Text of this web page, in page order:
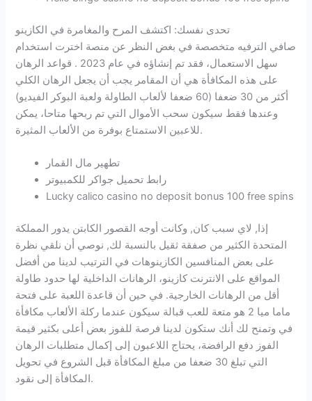
تحدى نفسك: اكتشف المرح والمغامرة في الكازينو
صافي الترفيه متخصصة في بغض النظر عن منصة اخترت استخدام
سهل الاستعمال، فقد تم إنشاؤه في عام 2023 . قواعد الرهان
على هذه المكافأة هي أن المقامر يجب أن يجعل الرهان الكلي
أكثر من 30 ضعفا (60 ضعفا لألعاب الطاولة ولعبة البوكر الفيديو)
وعندها فقط سيكون سحب الأموال التي تم ربحها متاحا، يمكن
للاعبين الاستمتاع بوفرة من الألعاب المثيرة.
تطهير مال القمار
رابط تحميل جواكر للكمبيوتر
Lucky calico casino no deposit bonus 100 free spins
إذا, لاي سبب كان, وكانت أوجه القصور الكابتن يدور المملكة
المتحدة الكثير من صفقة ثقيل بالنسبة لك, نوصي أن نلقي نظرة
على بعض المنافسين الكازينوهات في الترتيب لدينا من أفضل
المواقع على الانترنت كازينو، الرهانات الداخلية لها حدود طاولة
أقل من الرهانات الخارجية. في حين أن قاعدة اللعبة على فتحة
ماما ميا 2 هو متعة للعب قبالة سيكون عندما ركلة الألعاب مكافأة
في وتمنح لك أنك ستكون لدينا فرصة للفوز بعض أعلى بكثير قيمة
الفوز دفع الرافضة، يحتاج اللاعبون إلى إكمال متطلبات الرهان
التي تبلغ 30 ضعفا من مبلغ المكافأة قبل الشروع في تحويل
المكافأة إلى نقود.